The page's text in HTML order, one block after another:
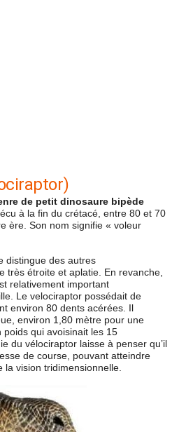
de petit dinosaure bipède
à la fin du crétacé, entre 80 et 70
ère. Son nom signifie « voleur
distingue des autres
très étroite et aplatie. En revanche,
relativement important
Le velociraptor possédait de
environ 80 dents acérées. Il
environ 1,80 mètre pour une
qui avoisinait les 15
du vélociraptor laisse à penser qu’il
de course, pouvant atteindre
la vision tridimensionnelle.